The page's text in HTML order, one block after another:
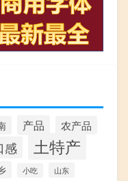
产品 农产品
感 土特产
小吃 山东